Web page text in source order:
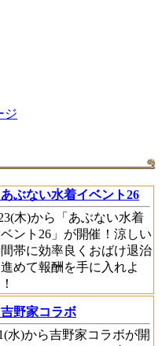
ジ
ぶない水着イベント26
木)から「あぶない水着
ント26」が開催！涼しい
帯に効率良くおばけ退治
めて報酬を手に入れよ
野家コラボ
水)から吉野家コラボが開